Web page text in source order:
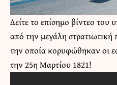
Δείτε το επίσημο βίντεο
από την μεγάλη
την οποία κορυφώθηκαν οι
την 25η Μαρτίου 1821!